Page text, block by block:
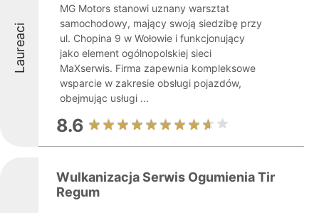
Laureaci
MG Motors stanowi uznany warsztat
samochodowy, mający swoją siedzibę przy
ul. Chopina 9 w Wołowie i funkcjonujący
jako element ogólnopolskiej sieci
MaXserwis. Firma zapewnia kompleksowe
wsparcie w zakresie obsługi pojazdów,
obejmując usługi ...
8.6
Wulkanizacja Serwis Ogumienia Tir
Regum